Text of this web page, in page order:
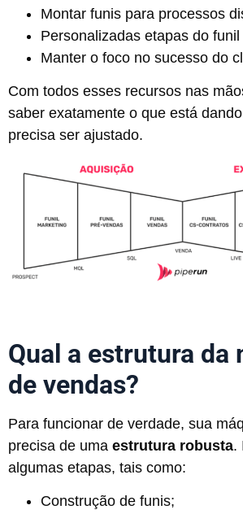
Montar funis para processos
Personalizadas etapas do funil
Manter o foco no sucesso do
Com todos esses recursos nas
saber exatamente o que está
precisa ser ajustado.
Qual a estrutura da
de vendas?
Para funcionar de verdade, sua
precisa de uma estrutura robusta.
algumas etapas, tais como:
Construção de funis;